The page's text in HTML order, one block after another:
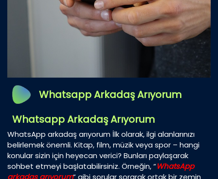
Whatsapp Arkadaş Arıyorum
Whatsapp Arkadaş Arıyorum
WhatsApp arkadaş arıyorum İlk olarak, ilgi alanlarınızı
belirlemek önemli. Kitap, film, müzik veya spor – hangi
konular sizin için heyecan verici? Bunları paylaşarak
sohbet etmeyi başlatabilirsiniz. Örneğin, “WhatsApp
arkadaş arıyorum” gibi sorular sorarak ortak bir zemin